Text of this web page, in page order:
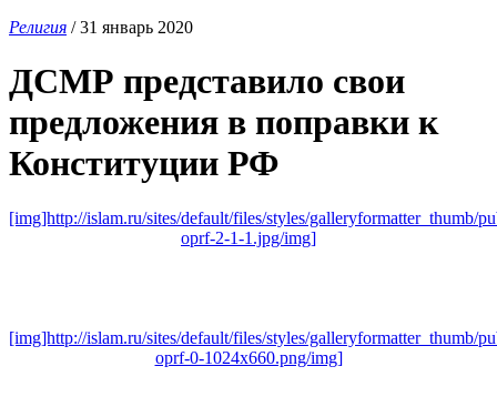
Религия / 31 январь 2020
ДСМР представило свои
предложения в поправки к
Конституции РФ
[img]http://islam.ru/sites/default/files/styles/galleryformatter_thumb/
oprf-2-1-1.jpg/img]
[img]http://islam.ru/sites/default/files/styles/galleryformatter_thumb/
oprf-0-1024x660.png/img]